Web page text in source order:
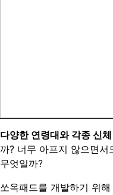
다양한 연령대와 각종 신
까? 너무 아프지 않으면서
무엇일까?
쏘옥패드를 개발하기 위